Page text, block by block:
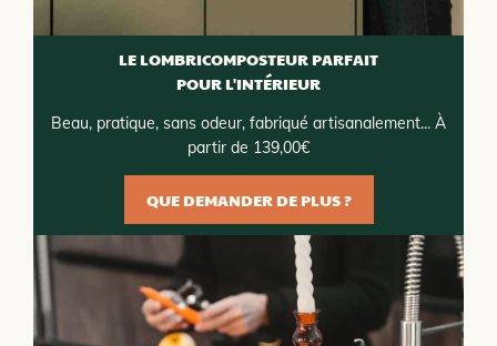
LE LOMBRICOMPOSTEUR PARFAIT
POUR L'INTÉRIEUR
Beau, pratique, sans odeur, fabriqué artisanalement... À
partir de 139,00€
QUE DEMANDER DE PLUS ?